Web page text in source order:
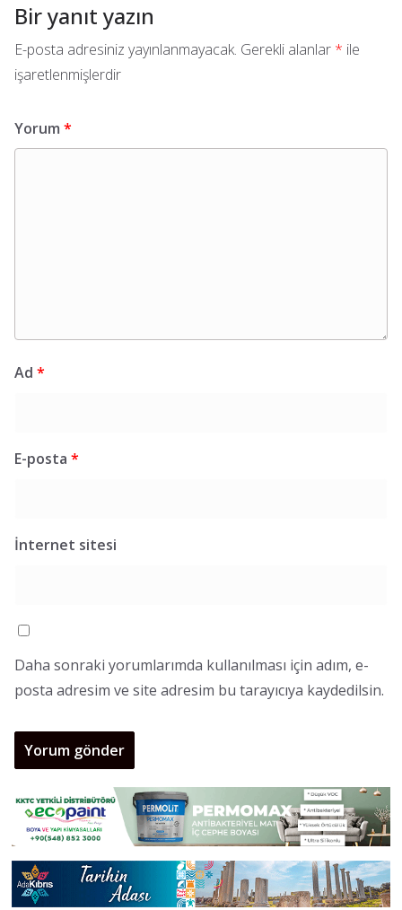
Bir yanıt yazın
E-posta adresiniz yayınlanmayacak. Gerekli alanlar * ile
işaretlenmişlerdir
Yorum *
Ad *
E-posta *
İnternet sitesi
Daha sonraki yorumlarımda kullanılması için adım, e-
posta adresim ve site adresim bu tarayıcıya kaydedilsin.